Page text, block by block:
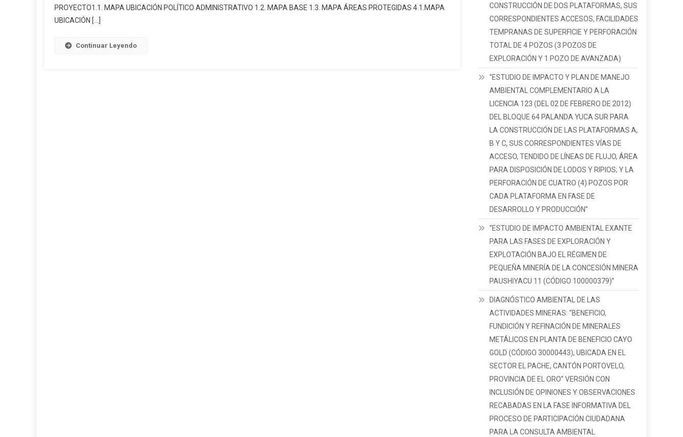
Y
PROYECTO1.1. MAPA UBICACIÓN POLÍTICO ADMINISTRATIVO 1.2. MAPA BASE 1.3. MAPA ÁREAS PROTEGIDAS 4.1.MAPA
UBICACIÓN […]
Continuar Leyendo
CONSTRUCCIÓN DE DOS PLATAFORMAS, SUS
CORRESPONDIENTES ACCESOS, FACILIDADES
TEMPRANAS DE SUPERFICIE Y PERFORACIÓN
TOTAL DE 4 POZOS (3 POZOS DE
EXPLORACIÓN Y 1 POZO DE AVANZADA)
“ESTUDIO DE IMPACTO Y PLAN DE MANEJO
AMBIENTAL COMPLEMENTARIO A LA
LICENCIA 123 (DEL 02 DE FEBRERO DE 2012)
DEL BLOQUE 64 PALANDA YUCA SUR PARA
LA CONSTRUCCIÓN DE LAS PLATAFORMAS A,
B Y C, SUS CORRESPONDIENTES VÍAS DE
ACCESO, TENDIDO DE LÍNEAS DE FLUJO, ÁREA
PARA DISPOSICIÓN DE LODOS Y RIPIOS; Y LA
PERFORACIÓN DE CUATRO (4) POZOS POR
CADA PLATAFORMA EN FASE DE
DESARROLLO Y PRODUCCIÓN”
“ESTUDIO DE IMPACTO AMBIENTAL EXANTE
PARA LAS FASES DE EXPLORACIÓN Y
EXPLOTACIÓN BAJO EL RÉGIMEN DE
PEQUEÑA MINERÍA DE LA CONCESIÓN MINERA
PAUSHIYACU 11 (CÓDIGO 100000379)”
DIAGNÓSTICO AMBIENTAL DE LAS
ACTIVIDADES MINERAS: “BENEFICIO,
FUNDICIÓN Y REFINACIÓN DE MINERALES
METÁLICOS EN PLANTA DE BENEFICIO CAYO
GOLD (CÓDIGO 30000443), UBICADA EN EL
SECTOR EL PACHE, CANTÓN PORTOVELO,
PROVINCIA DE EL ORO” VERSIÓN CON
INCLUSIÓN DE OPINIONES Y OBSERVACIONES
RECABADAS EN LA FASE INFORMATIVA DEL
PROCESO DE PARTICIPACIÓN CIUDADANA
PARA LA CONSULTA AMBIENTAL